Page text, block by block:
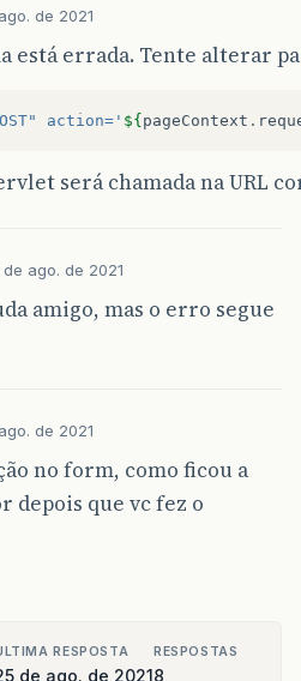
de 2021
está errada. Tente alterar
action= ' ${ pageContext .
será chamada na URL
de ago. de 2021
amigo, mas o erro segue
de 2021
no form, como ficou a
depois que vc fez o
RESPOSTA
de ago. de 2021
RESPOSTAS
8